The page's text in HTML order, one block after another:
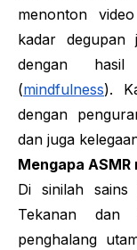
menonton
kadar
dengan hasil
(mindfulness).
dengan
dan juga
Mengapa
Di sinilah sains
Tekanan dan
penghalang